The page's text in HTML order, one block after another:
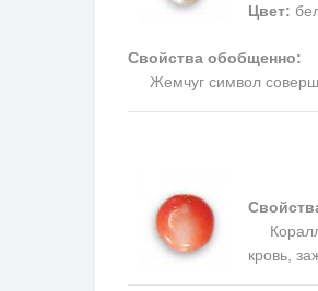
Цвет:
Свойства обобщенно:
Жемчуг символ
Коралл
кровь,